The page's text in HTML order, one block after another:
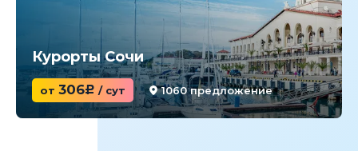
Курорты Сочи
от 306c / сут 1060 предложение